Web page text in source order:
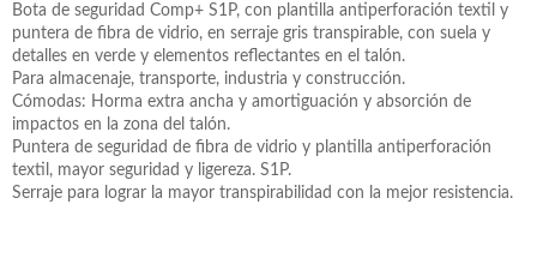
Bota de seguridad Comp+ S1P, con plantilla antiperforación textil y
puntera de fibra de vidrio, en serraje gris transpirable, con suela y
detalles en verde y elementos reflectantes en el talón.
Para almacenaje, transporte, industria y construcción.
Cómodas: Horma extra ancha y amortiguación y absorción de
impactos en la zona del talón.
Puntera de seguridad de fibra de vidrio y plantilla antiperforación
textil, mayor seguridad y ligereza. S1P.
Serraje para lograr la mayor transpirabilidad con la mejor resistencia.